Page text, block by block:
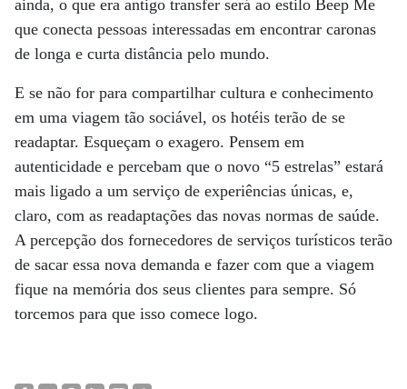
ainda, o que era antigo transfer será ao estilo Beep Me
que conecta pessoas interessadas em encontrar caronas
de longa e curta distância pelo mundo.
E se não for para compartilhar cultura e conhecimento
em uma viagem tão sociável, os hotéis terão de se
readaptar. Esqueçam o exagero. Pensem em
autenticidade e percebam que o novo “5 estrelas” estará
mais ligado a um serviço de experiências únicas, e,
claro, com as readaptações das novas normas de saúde.
A percepção dos fornecedores de serviços turísticos terão
de sacar essa nova demanda e fazer com que a viagem
fique na memória dos seus clientes para sempre. Só
torcemos para que isso comece logo.